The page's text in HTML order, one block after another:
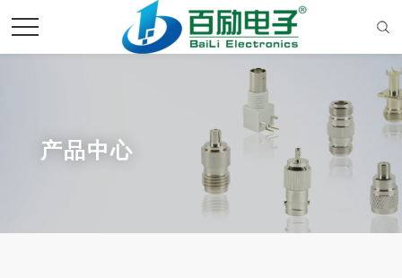
产品中心